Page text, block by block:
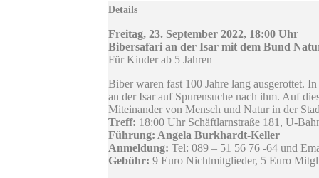
Details
Freitag, 23. September 2022, 18:00 Uhr
Bibersafari an der Isar mit dem Bund
Für Kinder ab 5 Jahren
Biber waren fast 100 Jahre lang ausgerottet.
an der Isar auf Spurensuche nach ihm. Auf
Miteinander von Mensch und Natur in der
Treff: 18:00 Uhr Schäftlarnstraße 181, U-
Führung: Angela Burkhardt-Keller
Anmeldung: Tel: 089 – 51 56 76 -64 und
Gebühr: 9 Euro Nichtmitglieder, 5 Euro